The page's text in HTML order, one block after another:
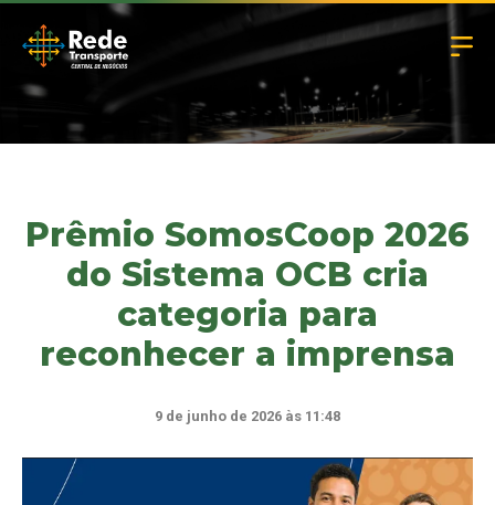
Prêmio SomosCoop 2026
do Sistema OCB cria
categoria para
reconhecer a imprensa
9 de junho de 2026 às 11:48